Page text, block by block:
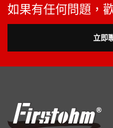
如果有任何問題，
立即